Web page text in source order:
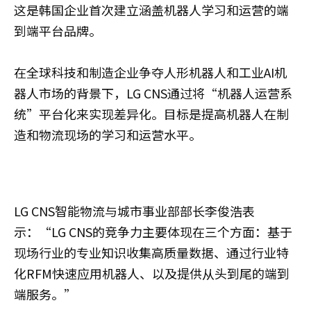
这是韩国企业首次建立涵盖机器人学习和运营的端
到端平台品牌。
在全球科技和制造企业争夺人形机器人和工业AI机
器人市场的背景下，LG CNS通过将“机器人运营系
统”平台化来实现差异化。目标是提高机器人在制
造和物流现场的学习和运营水平。
LG CNS智能物流与城市事业部部长李俊浩表
示：“LG CNS的竞争力主要体现在三个方面：基于
现场行业的专业知识收集高质量数据、通过行业特
化RFM快速应用机器人、以及提供从头到尾的端到
端服务。”